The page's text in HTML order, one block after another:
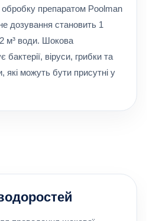
препаратом Poolman
дозування становить 1
м³ води. Шокова
бактерії, віруси, грибки та
які можуть бути присутні у